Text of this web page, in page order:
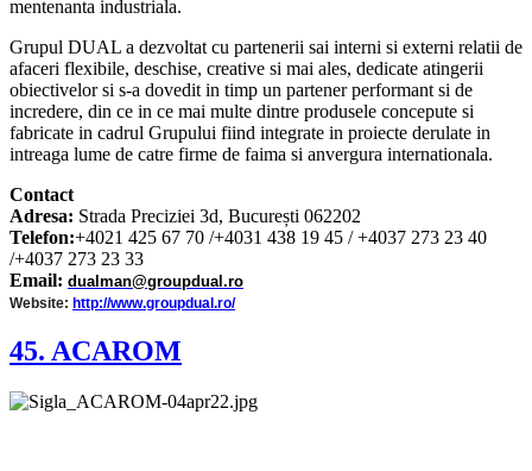
mentenanta industriala.
Grupul DUAL a dezvoltat cu partenerii sai interni si externi relatii de
afaceri flexibile, deschise, creative si mai ales, dedicate atingerii
obiectivelor si s-a dovedit in timp un partener performant si de
incredere, din ce in ce mai multe dintre produsele concepute si
fabricate in cadrul Grupului fiind integrate in proiecte derulate in
intreaga lume de catre firme de faima si anvergura internationala.
Contact
Adresa: Strada Preciziei 3d, București 062202
Telefon:+4021 425 67 70 /+4031 438 19 45 / +4037 273 23 40
/+4037 273 23 33
Email: dualman@groupdual.ro
Website: http://www.groupdual.ro/
45. ACAROM